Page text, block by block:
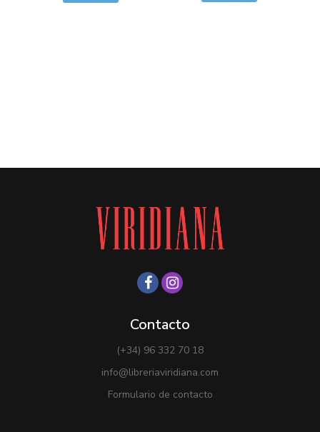
Contacto
(+34) 96 332 70 18
info@libreriaviridiana.com
Formulario de contacto